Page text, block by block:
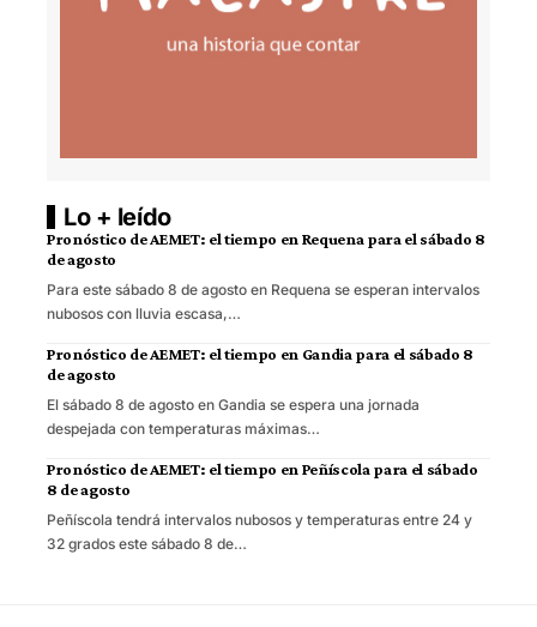
Lo + leído
Pronóstico de AEMET: el tiempo en Requena para el sábado 8
de agosto
Para este sábado 8 de agosto en Requena se esperan intervalos
nubosos con lluvia escasa,…
Pronóstico de AEMET: el tiempo en Gandia para el sábado 8
de agosto
El sábado 8 de agosto en Gandia se espera una jornada
despejada con temperaturas máximas…
Pronóstico de AEMET: el tiempo en Peñíscola para el sábado
8 de agosto
Peñíscola tendrá intervalos nubosos y temperaturas entre 24 y
32 grados este sábado 8 de…